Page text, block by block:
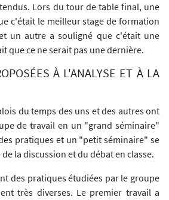
Lors du tour de table final, une
c'était le meilleur stage de formation
un autre a souligné que c'était une
que ce ne serait pas une dernière.
À L'ANALYSE ET À LA
du temps des uns et des autres ont
de travail en un "grand séminaire"
pratiques et un "petit séminaire" se
la discussion et du débat en classe.
des pratiques étudiées par le groupe
très diverses. Le premier travail a